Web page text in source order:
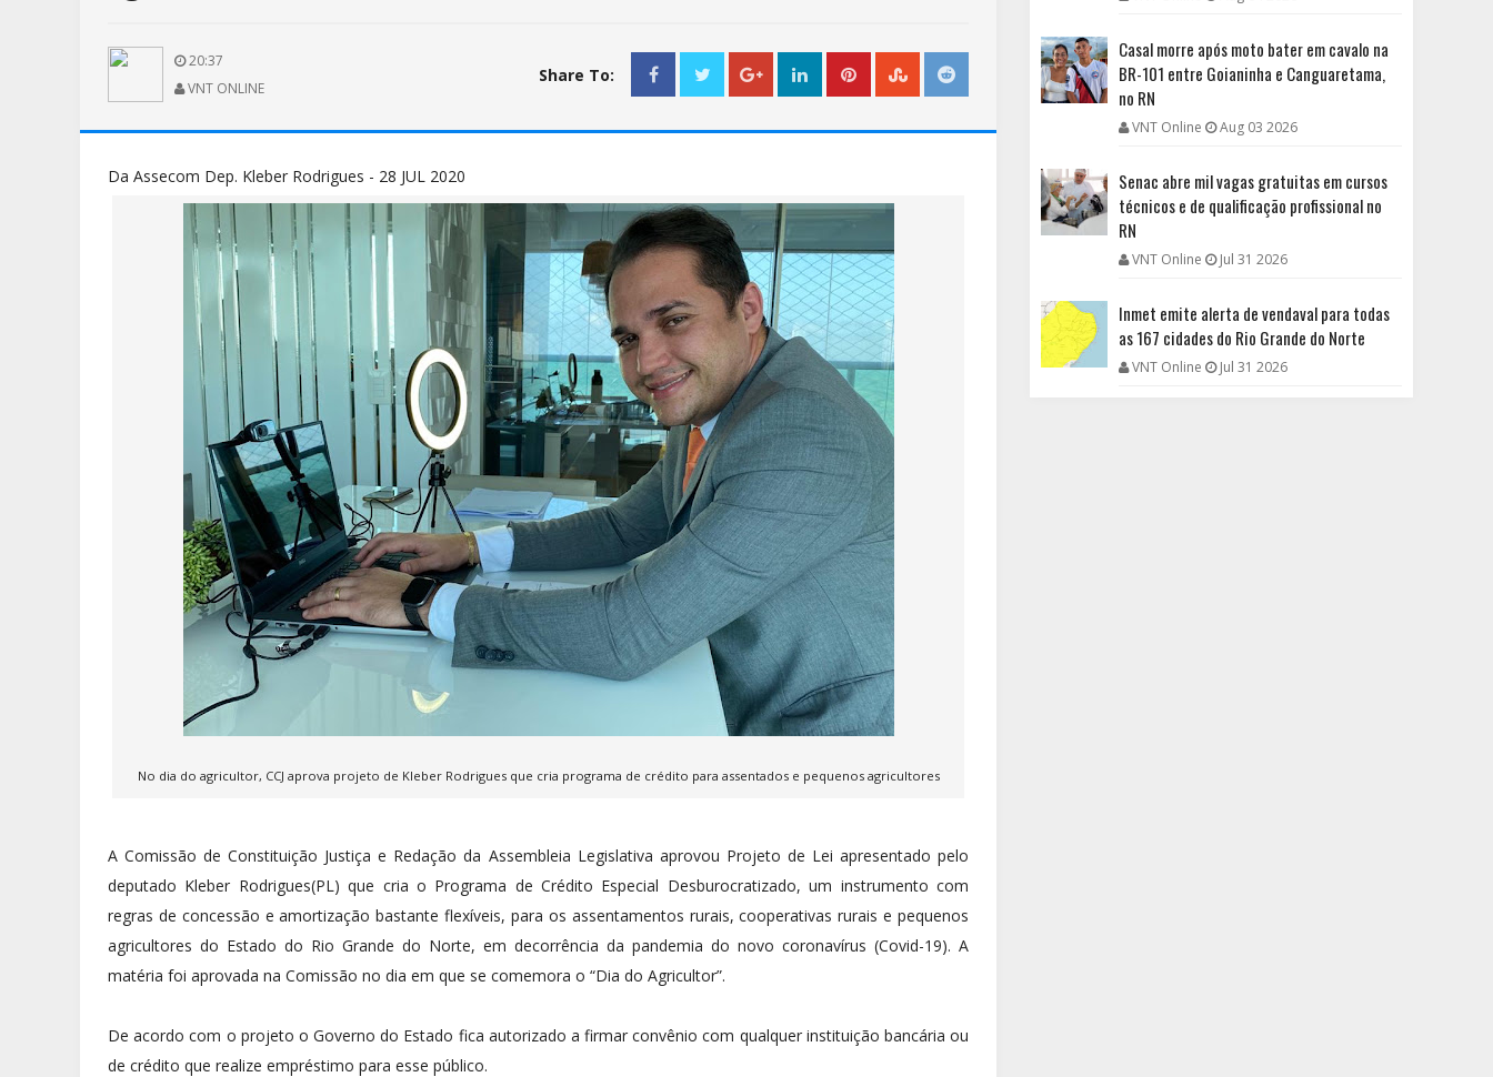
20:37
VNT ONLINE
Share To:
Da Assecom Dep. Kleber Rodrigues - 28 JUL 2020
No dia do agricultor, CCJ aprova projeto de Kleber Rodrigues que cria programa de crédito para assentados e pequenos agricultores
A Comissão de Constituição Justiça e Redação da Assembleia Legislativa aprovou Projeto de Lei apresentado pelo
deputado Kleber Rodrigues(PL) que cria o Programa de Crédito Especial Desburocratizado, um instrumento com
regras de concessão e amortização bastante flexíveis, para os assentamentos rurais, cooperativas rurais e pequenos
agricultores do Estado do Rio Grande do Norte, em decorrência da pandemia do novo coronavírus (Covid-19). A
matéria foi aprovada na Comissão no dia em que se comemora o “Dia do Agricultor”.
De acordo com o projeto o Governo do Estado fica autorizado a firmar convênio com qualquer instituição bancária ou
de crédito que realize empréstimo para esse público.
Casal morre após moto bater em cavalo na
BR-101 entre Goianinha e Canguaretama,
no RN
VNT Online Aug 03 2026
Senac abre mil vagas gratuitas em cursos
técnicos e de qualificação profissional no
RN
VNT Online Jul 31 2026
Inmet emite alerta de vendaval para todas
as 167 cidades do Rio Grande do Norte
VNT Online Jul 31 2026